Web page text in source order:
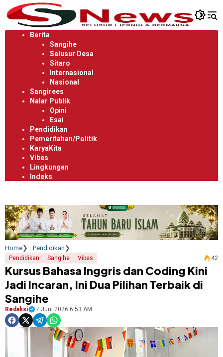
Langsung
ke
konten
Berita
Sangihe
Selusur Desa
Sitaro
Internasional
Nasional
Sangirees
Nalar Publik
Opini
Esai
Pendidikan
Pemeritahan/Politik
KaryaKita
Vibes
Lingkungan
Indeks
Home Pendidikan
Pendidikan Sangihe Vibes 42
Kursus Bahasa Inggris dan Coding Kini
Jadi Incaran, Ini Dua Pilihan Terbaik di
Sangihe
Redaksi 7 Juni 2026 6:53 AM